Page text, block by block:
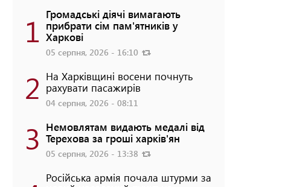
1 Громадські діячі вимагають
прибрати сім пам'ятників у
Харкові
05 серпня, 2026 - 16:10
2 На Харківщині восени почнуть
рахувати пасажирів
04 серпня, 2026 - 08:11
3 Немовлятам видають медалі від
Терехова за гроші харків'ян
05 серпня, 2026 - 13:38
Російська армія почала штурми за